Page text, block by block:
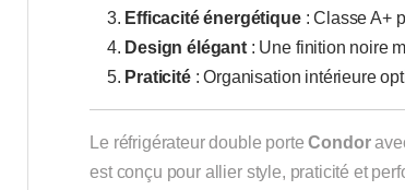
Efficacité énergétique: Classe A+
Design élégant: Une finition noire
Praticité: Organisation intérieure
Le réfrigérateur double porteCondor
est conçu pour allier style, praticité et